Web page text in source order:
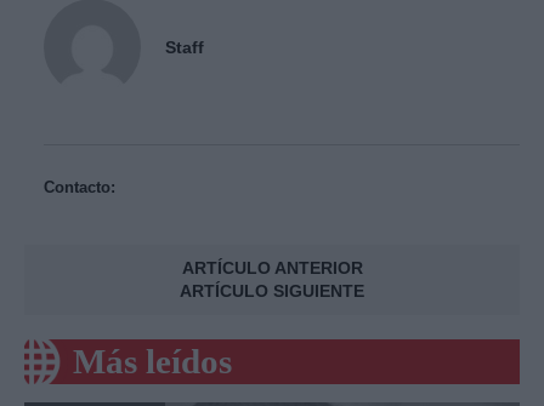
Staff
Contacto:
ARTÍCULO ANTERIOR
ARTÍCULO SIGUIENTE
Más leídos